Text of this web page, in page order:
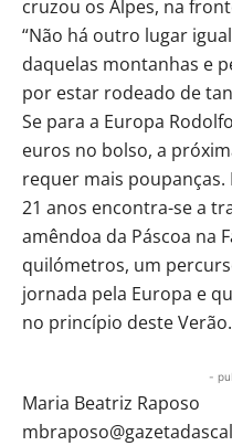
cruzou os Alpes, na
“Não há outro lugar
daquelas montanhas e
por estar rodeado de
Se para a Europa
euros no bolso, a
requer mais
21 anos encontra-se a
amêndoa da Páscoa na
quilómetros, um
jornada pela Europa e
no princípio deste Verão.
-
Maria Beatriz Raposo